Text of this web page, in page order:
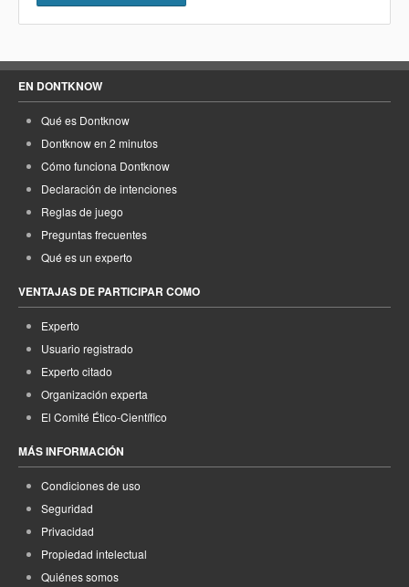
EN DONTKNOW
Qué es Dontknow
Dontknow en 2 minutos
Cómo funciona Dontknow
Declaración de intenciones
Reglas de juego
Preguntas frecuentes
Qué es un experto
VENTAJAS DE PARTICIPAR COMO
Experto
Usuario registrado
Experto citado
Organización experta
El Comité Ético-Científico
MÁS INFORMACIÓN
Condiciones de uso
Seguridad
Privacidad
Propiedad intelectual
Quiénes somos